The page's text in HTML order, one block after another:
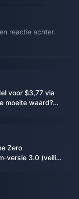
reactie achter.
voor $3,77 via
moeite waard?
Zero
versie 3.0 (veilig